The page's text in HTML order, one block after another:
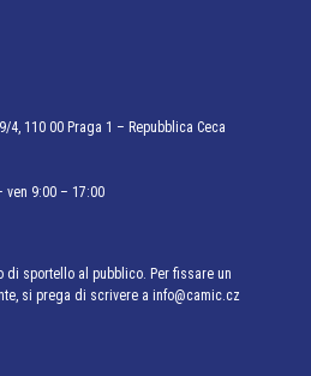
4, 110 00 Praga 1 – Repubblica Ceca
ven 9:00 – 17:00
di sportello al pubblico. Per fissare un
si prega di scrivere a info@camic.cz